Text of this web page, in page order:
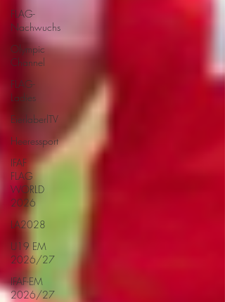
FLAG-
Nachwuchs
Olympic
Channel
FLAG-
Ladies
EierlaberlTV
Heeressport
IFAF
FLAG
WORLD
2026
LA2028
U19 EM
2026/27
IFAF-EM
2026/27